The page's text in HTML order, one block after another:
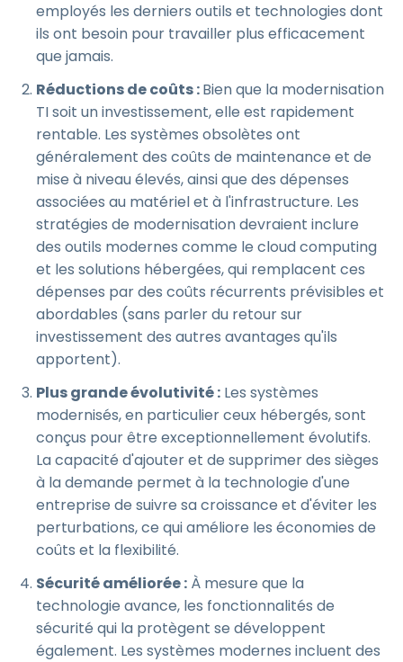
employés les derniers outils et technologies dont
ils ont besoin pour travailler plus efficacement
que jamais.
Réductions de coûts :Bien que la modernisation
TI soit un investissement, elle est rapidement
rentable. Les systèmes obsolètes ont
généralement des coûts de maintenance et de
mise à niveau élevés, ainsi que des dépenses
associées au matériel et à l'infrastructure. Les
stratégies de modernisation devraient inclure
des outils modernes comme le cloud computing
et les solutions hébergées, qui remplacent ces
dépenses par des coûts récurrents prévisibles et
abordables (sans parler du retour sur
investissement des autres avantages qu'ils
apportent).
Plus grande évolutivité : Les systèmes
modernisés, en particulier ceux hébergés, sont
conçus pour être exceptionnellement évolutifs.
La capacité d'ajouter et de supprimer des sièges
à la demande permet à la technologie d'une
entreprise de suivre sa croissance et d'éviter les
perturbations, ce qui améliore les économies de
coûts et la flexibilité.
Sécurité améliorée : À mesure que la
technologie avance, les fonctionnalités de
sécurité qui la protègent se développent
également. Les systèmes modernes incluent des